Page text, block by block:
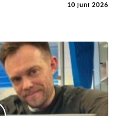
10 juni 2026